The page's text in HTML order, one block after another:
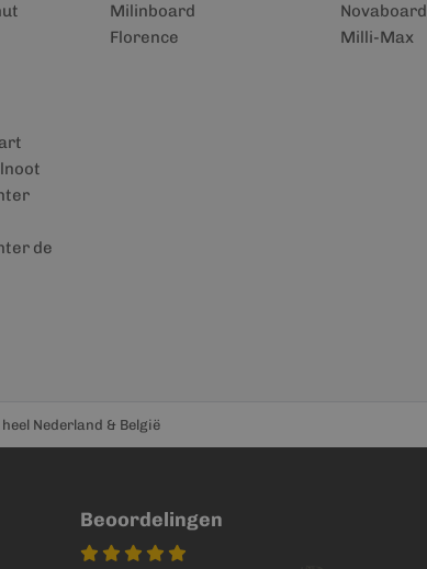
de
Milinboard
Florence
Novaboard
Milli-Max
Nederland & België
Beoordelingen